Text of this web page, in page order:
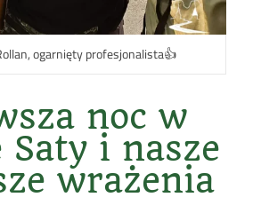
ogarnięty profesjonalista👍
noc w
Saty i nasze
wrażenia